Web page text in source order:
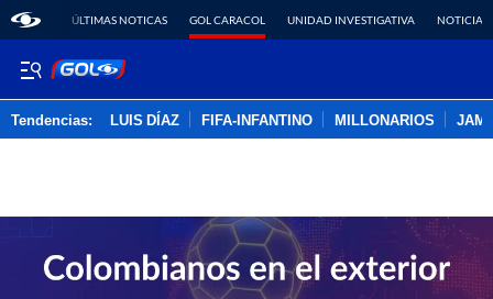
ÚLTIMAS NOTICAS GOL CARACOL UNIDAD INVESTIGATIVA NOTICIAS
Tendencias: LUIS DÍAZ FIFA-INFANTINO MILLONARIOS